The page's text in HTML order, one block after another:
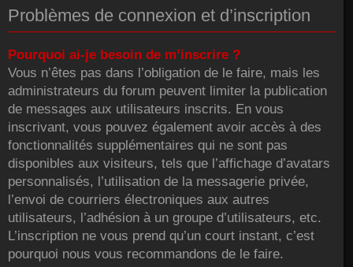
Problèmes de connexion et d’inscription
Pourquoi ai-je besoin de m’inscrire ?
Vous n’êtes pas dans l’obligation de le faire, mais les
administrateurs du forum peuvent limiter la publication
de messages aux utilisateurs inscrits. En vous
inscrivant, vous pouvez également avoir accès à des
fonctionnalités supplémentaires qui ne sont pas
disponibles aux visiteurs, tels que l’affichage d’avatars
personnalisés, l’utilisation de la messagerie privée,
l’envoi de courriers électroniques aux autres
utilisateurs, l’adhésion à un groupe d’utilisateurs, etc.
L’inscription ne vous prend qu’un court instant, c’est
pourquoi nous vous recommandons de le faire.